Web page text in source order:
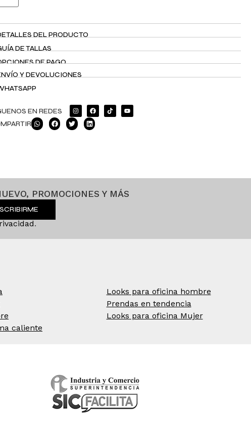
DEL PRODUCTO
DE TALLAS
DE PAGO
Y DEVOLUCIONES
EN REDES
PROMOCIONES Y MÁS
.
caliente
Looks para oficina hombre
Prendas en tendencia
Looks para oficina Mujer